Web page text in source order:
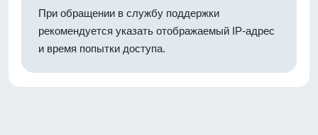
При обращении в службу поддержки
рекомендуется указать отображаемый IP-адрес
и время попытки доступа.